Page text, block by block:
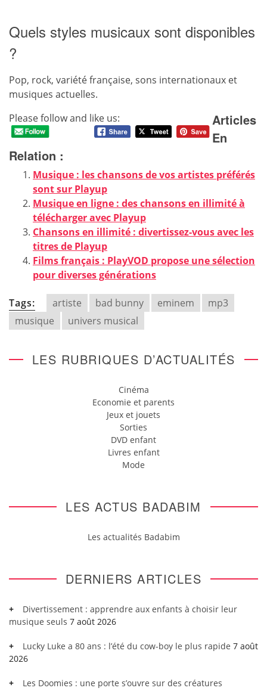
Quels styles musicaux sont disponibles
?
Pop, rock, variété française, sons internationaux et
musiques actuelles.
Please follow and like us:
Articles
En
Relation :
Musique : les chansons de vos artistes préférés
sont sur Playup
Musique en ligne : des chansons en illimité à
télécharger avec Playup
Chansons en illimité : divertissez-vous avec les
titres de Playup
Films français : PlayVOD propose une sélection
pour diverses générations
Tags: artiste bad bunny eminem
mp3
musique
univers musical
LES RUBRIQUES D’ACTUALITÉS
Cinéma
Economie et parents
Jeux et jouets
Sorties
DVD enfant
Livres enfant
Mode
LES ACTUS BADABIM
Les actualités Badabim
DERNIERS ARTICLES
Divertissement : apprendre aux enfants à choisir leur
musique seuls 7 août 2026
Lucky Luke a 80 ans : l’été du cow-boy le plus rapide 7 août
2026
Les Doomies : une porte s’ouvre sur des créatures